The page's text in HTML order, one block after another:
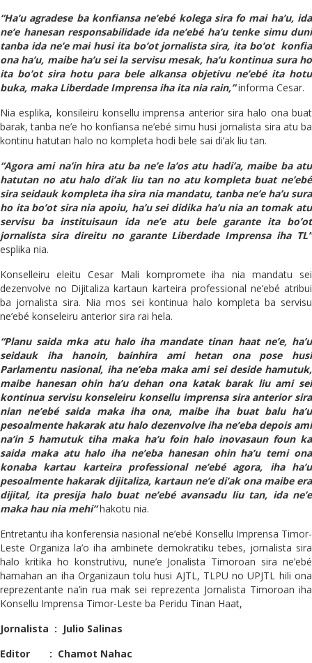
“Ha’u agradese ba konfiansa ne’ebé kolega sira fo mai ha’u, ida
ne’e hanesan responsabilidade ida ne’ebé ha’u tenke simu duni
tanba ida ne’e mai husi ita bo’ot jornalista sira, ita bo’ot konfia
ona ha’u, maibe ha’u sei la servisu mesak, ha’u kontinua sura ho
ita bo’ot sira hotu para bele alkansa objetivu ne’ebé ita hotu
buka, maka Liberdade Imprensa iha ita nia rain,”informa Cesar.
Nia esplika, konsileiru konsellu imprensa anterior sira halo ona buat
barak, tanba ne’e ho konfiansa ne’ebé simu husi jornalista sira atu ba
kontinu hatutan halo no kompleta hodi bele sai di’ak liu tan.
“Agora ami na’in hira atu ba ne’e la’os atu hadi’a, maibe ba atu
hatutan no atu halo di’ak liu tan no atu kompleta buat ne’ebé
sira seidauk kompleta iha sira nia mandatu, tanba ne’e ha’u sura
ho ita bo’ot sira nia apoiu, ha’u sei didika ha’u nia an tomak atu
servisu ba instituisaun ida ne’e atu bele garante ita bo’ot
jornalista sira direitu no garante Liberdade Imprensa iha TL”
esplika nia.
Konselleiru eleitu Cesar Mali kompromete iha nia mandatu sei
dezenvolve no Dijitaliza kartaun karteira professional ne’ebé atribui
ba jornalista sira. Nia mos sei kontinua halo kompleta ba servisu
ne’ebé konseleiru anterior sira rai hela.
“Planu saida mka atu halo iha mandate tinan haat ne’e, ha’u
seidauk iha hanoin, bainhira ami hetan ona pose husi
Parlamentu nasional, iha ne’eba maka ami sei deside hamutuk,
maibe hanesan ohin ha’u dehan ona katak barak liu ami sei
kontinua servisu konseleiru konsellu imprensa sira anterior sira
nian ne’ebé saida maka iha ona, maibe iha buat balu ha’u
pesoalmente hakarak atu halo dezenvolve iha ne’eba depois ami
na’in 5 hamutuk tiha maka ha’u foin halo inovasaun foun ka
saida maka atu halo iha ne’eba hanesan ohin ha’u temi ona
konaba kartau karteira professional ne’ebé agora, iha ha’u
pesoalmente hakarak dijitaliza, kartaun ne’e di’ak ona maibe era
dijital, ita presija halo buat ne’ebé avansadu liu tan, ida ne’e
maka hau nia mehi”hakotu nia.
Entretantu iha konferensia nasional ne’ebé Konsellu Imprensa Timor-
Leste Organiza la’o iha ambinete demokratiku tebes, jornalista sira
halo kritika ho konstrutivu, nune’e Jonalista Timoroan sira ne’ebé
hamahan an iha Organizaun tolu husi AJTL, TLPU no UPJTL hili ona
reprezentante na’in rua mak sei reprezenta Jornalista Timoroan iha
Konsellu Imprensa Timor-Leste ba Peridu Tinan Haat,
Jornalista : Julio Salinas
Editor : Chamot Nahac